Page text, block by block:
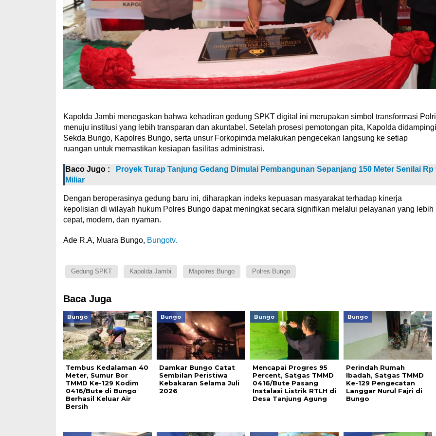
Kapolda Jambi menegaskan bahwa kehadiran gedung SPKT digital ini merupakan simbol transformasi Polri
menuju institusi yang lebih transparan dan akuntabel. Setelah prosesi pemotongan pita, Kapolda didampingi
Sekda Bungo, Kapolres Bungo, serta unsur Forkopimda melakukan pengecekan langsung ke setiap
ruangan untuk memastikan kesiapan fasilitas administrasi.
Baco Jugo :
Proyek Turap Tanjung Gedang Dimulai Pembangunan Sepanjang 150 Meter Senilai Rp
Miliar
Dengan beroperasinya gedung baru ini, diharapkan indeks kepuasan masyarakat terhadap kinerja
kepolisian di wilayah hukum Polres Bungo dapat meningkat secara signifikan melalui pelayanan yang lebih
cepat, modern, dan nyaman.
Ade R.A, Muara Bungo, Bungotv.
Gedung SPKT Kapolda Jambi Mapolres Bungo Polres Bungo
Baca Juga
Bungo
Tembus Kedalaman 40
Meter, Sumur Bor
TMMD Ke-129 Kodim
0416/Bute di Bungo
Berhasil Keluar Air
Bersih
Bungo
Damkar Bungo Catat
Sembilan Peristiwa
Kebakaran Selama Juli
2026
Bungo
Mencapai Progres 95
Percent, Satgas TMMD
0416/Bute Pasang
Instalasi Listrik RTLH di
Desa Tanjung Agung
Bungo
Perindah Rumah
Ibadah, Satgas TMMD
Ke-129 Pengecatan
Langgar Nurul Fajri di
Bungo